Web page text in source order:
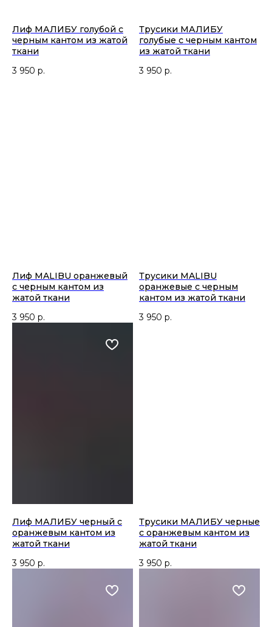
Лиф МАЛИБУ голубой c
черным кантом из жатой
ткани
3 950 р.
Трусики МАЛИБУ
голубые с черным кантом
из жатой ткани
3 950 р.
Лиф MALIBU оранжевый
с черным кантом из
жатой ткани
3 950 р.
Трусики MALIBU
оранжевые с черным
кантом из жатой ткани
3 950 р.
Лиф МАЛИБУ черный с
оранжевым кантом из
жатой ткани
3 950 р.
Трусики МАЛИБУ черные
с оранжевым кантом из
жатой ткани
3 950 р.